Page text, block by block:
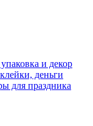
и декор
деньги
для праздника